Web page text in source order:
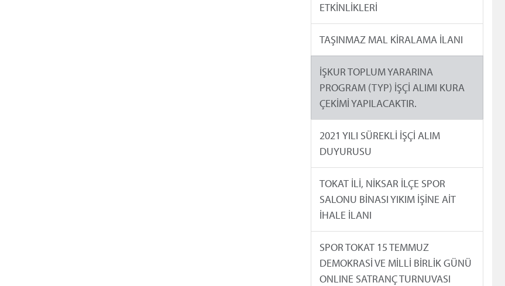
ETKİNLİKLERİ
TAŞINMAZ MAL KİRALAMA İLANI
İŞKUR TOPLUM YARARINA
PROGRAM (TYP) İŞÇİ ALIMI KURA
ÇEKİMİ YAPILACAKTIR.
2021 YILI SÜREKLİ İŞÇİ ALIM
DUYURUSU
TOKAT İLİ, NİKSAR İLÇE SPOR
SALONU BİNASI YIKIM İŞİNE AİT
İHALE İLANI
SPOR TOKAT 15 TEMMUZ
DEMOKRASİ VE MİLLİ BİRLİK GÜNÜ
ONLINE SATRANÇ TURNUVASI